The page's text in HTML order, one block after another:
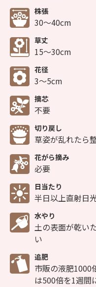
株張
30～40cm
草丈
15～30cm
花径
3～5cm
摘芯
不要
切り戻し
草姿が乱れたら
花がら摘み
必要
日当たり
半日以上直射日
水やり
土の表面が乾い
い
追肥
市販の液肥1000
は500倍を1週間